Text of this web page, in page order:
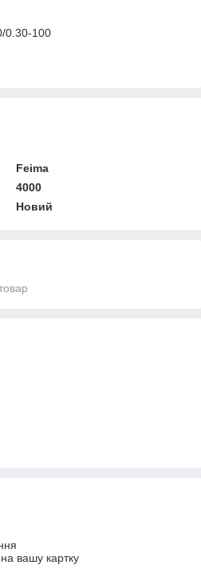
0.30-100
Feima
4000
Новий
вашу картку